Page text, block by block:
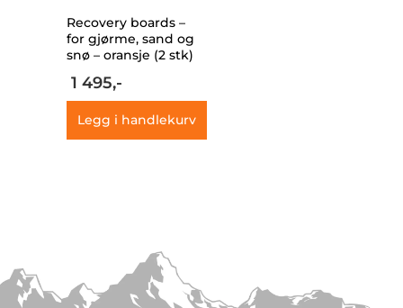
Recovery boards –
for gjørme, sand og
snø – oransje (2 stk)
1 495,-
Legg i handlekurv